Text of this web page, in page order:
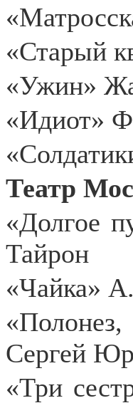
«Старый
«Ужин»
«Идиот»
Театр
«Долгое
Тайрон
«Чайка»
Сергей
«Три